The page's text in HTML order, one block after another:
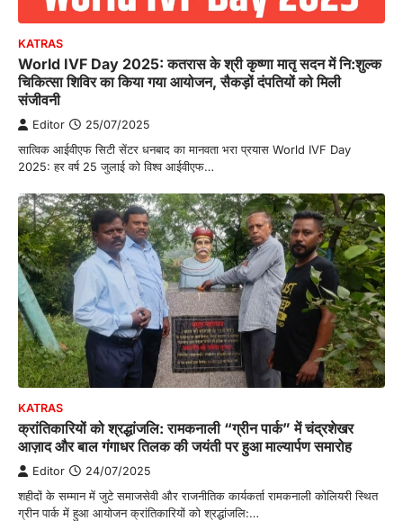
KATRAS
World IVF Day 2025: कतरास के श्री कृष्णा मातृ सदन में नि:शुल्क
चिकित्सा शिविर का किया गया आयोजन, सैकड़ों दंपतियों को मिली
संजीवनी
Editor 25/07/2025
सात्विक आईवीएफ सिटी सेंटर धनबाद का मानवता भरा प्रयास World IVF Day
2025: हर वर्ष 25 जुलाई को विश्व आईवीएफ…
KATRAS
क्रांतिकारियों को श्रद्धांजलि: रामकनाली “ग्रीन पार्क” में चंद्रशेखर
आज़ाद और बाल गंगाधर तिलक की जयंती पर हुआ माल्यार्पण समारोह
Editor 24/07/2025
शहीदों के सम्मान में जुटे समाजसेवी और राजनीतिक कार्यकर्ता रामकनाली कोलियरी स्थित
ग्रीन पार्क में हुआ आयोजन क्रांतिकारियों को श्रद्धांजलि:…